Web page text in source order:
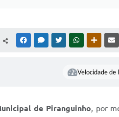
FACEBOOKMESSENGER
TWITTERWHATSAPP
Velocidade de
de Piranguinho, por